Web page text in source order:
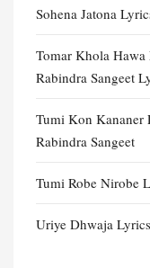
Sohena Jatona
Tomar Khola Hawa
Rabindra Sangeet
Tumi Kon Kananer
Rabindra Sangeet
Tumi Robe Nirobe
Uriye Dhwaja Lyrics